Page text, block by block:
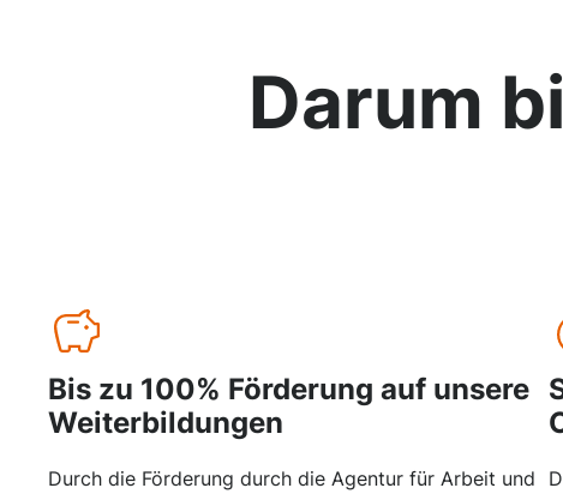
Darum
Bis zu 100% Förderung auf unsere
Weiterbildungen
Durch die Förderung durch die Agentur für Arbeit und